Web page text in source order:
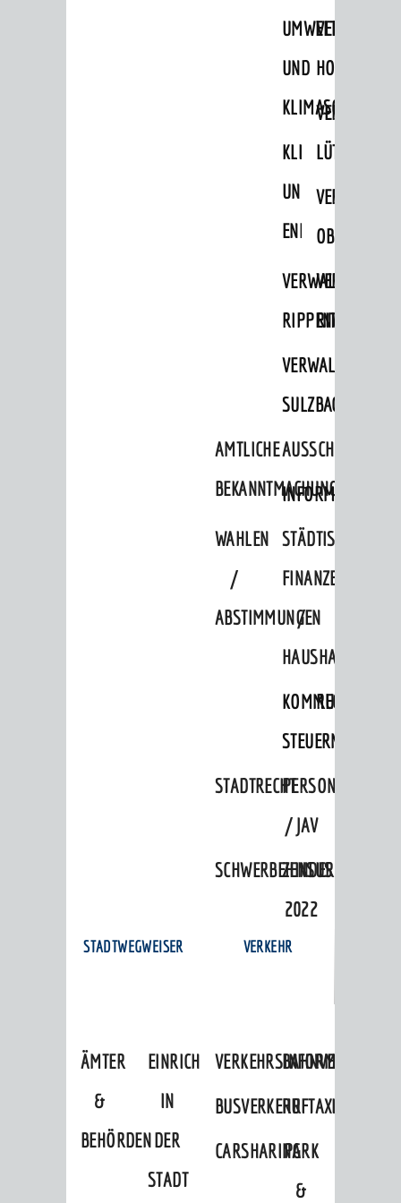
UMWELT-
UND
KLIMASCHUTZ
KLIMASCHUTZ
UND
RIPPENWEIER
SULZBACH
AMTLICHE
BEKANNTMACHUNGEN
WAHLEN
/
ABSTIMMUNGEN
STÄDTISCHE
FINANZEN
/
HAUSHALT
KOMMUNALE
STEUERN
STADTRECHTPERSONALRAT
/ JAV
ZENSUS
2022
STADTWEGWEISER
ÄMTER
&
BEHÖRDEN
EINRICHTUNGEN
IN
DER
STADT
VERKEHR
VERKEHRSINFORMATIONEN
BAHNVERKEHR
BUSVERKEHRRUFTAXI
CARSHARINGPARK
&